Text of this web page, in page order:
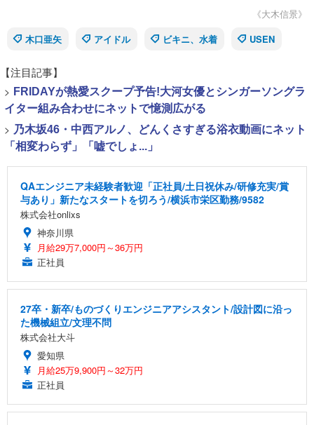
《大木信景》
木口亜矢
アイドル ビキニ、水着 USEN
【注目記事】
> FRIDAYが熱愛スクープ予告!大河女優とシンガーソングラ
イター組み合わせにネットで憶測広がる
> 乃木坂46・中西アルノ、どんくさすぎる浴衣動画にネット
「相変わらず」「嘘でしょ...」
QAエンジニア未経験者歓迎「正社員/土日祝休み/研修充実/賞
与あり」新たなスタートを切ろう/横浜市栄区勤務/9582
株式会社onlixs
神奈川県
月給29万7,000円～36万円
正社員
27卒・新卒/ものづくりエンジニアアシスタント/設計図に沿っ
た機械組立/文理不問
株式会社大斗
愛知県
月給25万9,900円～32万円
正社員